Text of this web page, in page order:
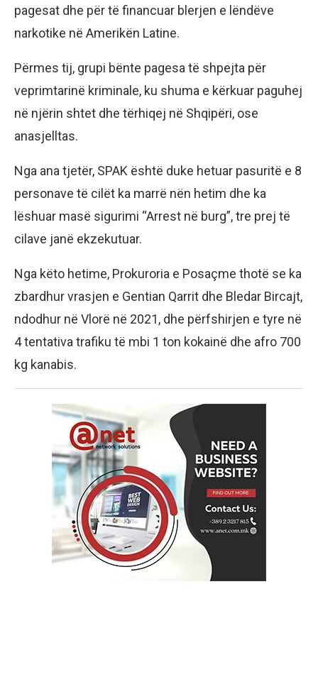
pagesat dhe për të financuar blerjen e lëndëve
narkotike në Amerikën Latine.
Përmes tij, grupi bënte pagesa të shpejta për
veprimtarinë kriminale, ku shuma e kërkuar paguhej
në njërin shtet dhe tërhiqej në Shqipëri, ose
anasjelltas.
Nga ana tjetër, SPAK është duke hetuar pasuritë e 8
personave të cilët ka marrë nën hetim dhe ka
lëshuar masë sigurimi “Arrest në burg”, tre prej të
cilave janë ekzekutuar.
Nga këto hetime, Prokuroria e Posaçme thotë se ka
zbardhur vrasjen e Gentian Qarrit dhe Bledar Bircajt,
ndodhur në Vlorë në 2021, dhe përfshirjen e tyre në
4 tentativa trafiku të mbi 1 ton kokainë dhe afro 700
kg kanabis.